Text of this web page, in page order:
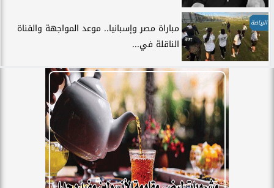
الرياضة
مباراة مصر وإسبانيا.. موعد المواجهة والقناة
الناقلة في...